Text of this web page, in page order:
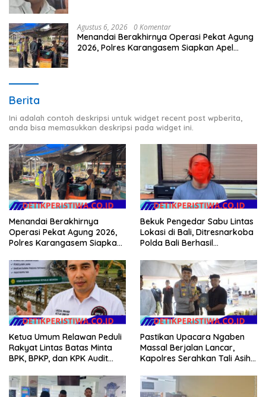
Agustus 6, 2026 0 Komentar
Menandai Berakhirnya Operasi Pekat Agung
2026, Polres Karangasem Siapkan Apel
Berita
Ini adalah contoh deskripsi untuk widget recent post wpberita,
anda bisa memasukkan deskripsi pada widget ini.
Menandai Berakhirnya
Operasi Pekat Agung 2026,
Polres Karangasem Siapkan
Harkamtibmas
Bekuk Pengedar Sabu Lintas
Lokasi di Bali, Ditresnarkoba
Polda Bali Berhasil
Seberat 123 Gram Lebih
Ketua Umum Relawan Peduli
Rakyat Lintas Batas Minta
BPK, BPKP, dan KPK Audit
Kementan Pascabanjir di
Aceh
Pastikan Upacara Ngaben
Massal Berjalan Lancar,
Kapolres Serahkan Tali Asih